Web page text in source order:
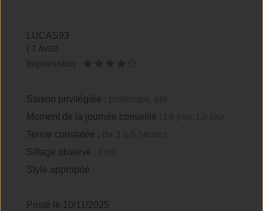
LUCAS93
( 7 AVIS)
Impression :
Saison privilégiée : printemps, été
Moment de la journée conseillé :
Le jour, Le jour
Tenue constatée : de 3 à 6 heures
Sillage observé : Fort
Style approprié :
Posté le 10/11/2025